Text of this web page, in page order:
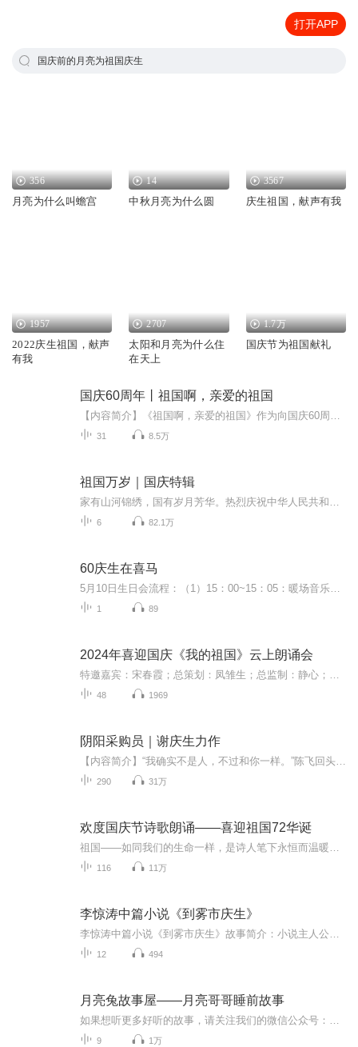
打开APP
国庆前的月亮为祖国庆生
356
月亮为什么叫蟾宫
14
中秋月亮为什么圆
3567
庆生祖国，献声有我
1957
2022庆生祖国，献声
有我
2707
太阳和月亮为什么住
在天上
1.7万
国庆节为祖国献礼
国庆60周年丨祖国啊，亲爱的祖国
31 8.5万
祖国万岁｜国庆特辑
6 82.1万
60庆生在喜马
1 89
2024年喜迎国庆《我的祖国》云上朗诵会
48 1969
阴阳采购员｜谢庆生力作
290 31万
欢度国庆节诗歌朗诵——喜迎祖国72华诞
116 11万
李惊涛中篇小说《到雾市庆生》
12 494
月亮兔故事屋——月亮哥哥睡前故事
9 1万